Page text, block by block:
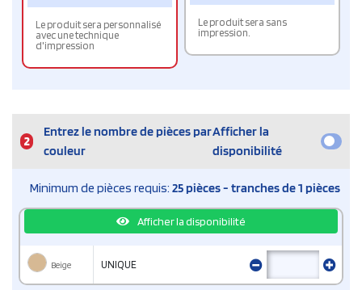
Le produit sera personnalisé
avec une technique
d'impression
Le produit sera sans
impression.
2
Entrez le nombre de pièces par
couleur
Afficher la
disponibilité
Minimum de pièces requis: 25 pièces - tranches de 1 pièces
Afficher la disponibilité
Beige UNIQUE